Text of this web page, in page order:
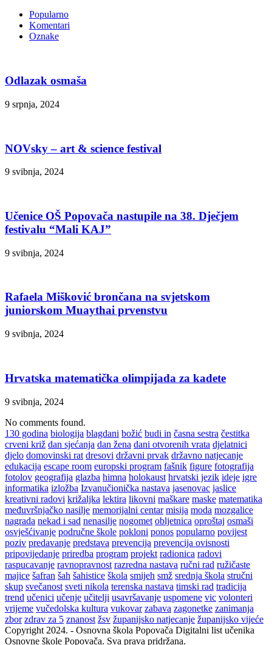
Popularno
Komentari
Oznake
Odlazak osmaša
9 srpnja, 2024
NOVsky – art & science festival
9 svibnja, 2024
Učenice OŠ Popovača nastupile na 38. Dječjem
festivalu “Mali KAJ”
9 svibnja, 2024
Rafaela Mišković brončana na svjetskom
juniorskom Muaythai prvenstvu
9 svibnja, 2024
Hrvatska matematička olimpijada za kadete
9 svibnja, 2024
No comments found.
130 godina biologija blagdani božić budi in časna sestra čestitka
crveni križ dan sjećanja dan žena dani otvorenih vrata djelatnici
djelo domovinski rat dresovi državni prvak državno natjecanje
edukacija escape room europski program fašnik figure fotografija
fotolov geografija glazba himna holokaust hrvatski jezik ideje igre
informatika izložba Izvanučionička nastava jasenovac jaslice
kreativni radovi križaljka lektira likovni maškare maske matematika
međuvršnjačko nasilje memorijalni centar misija moda mozgalice
nagrada nekad i sad nenasilje nogomet obljetnica oproštaj osmaši
osvješćivanje područne škole pokloni ponos popularno povijest
poziv predavanje predstava prevencija prevencija ovisnosti
pripovijedanje priredba program projekt radionica radovi
raspucavanje ravnopravnost razredna nastava ručni rad ružičaste
majice šafran šah šahistice škola smijeh smž srednja škola stručni
skup svečanost sveti nikola terenska nastava timski rad tradicija
trend učenici učenje učitelji usavršavanje uspomene vic volonteri
vrijeme vučedolska kultura vukovar zabava zagonetke zanimanja
zbor zdrav za 5 znanost žsv županijsko natjecanje županijsko vijeće
Copyright 2024. - Osnovna škola Popovača Digitalni list učenika
Osnovne škole Popovača. Sva prava pridržana.